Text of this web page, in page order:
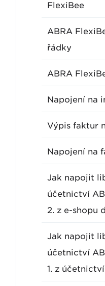
FlexiBee
ABRA
řádky
ABRA
Napojení na
Výpis faktur
Napojení na
Jak napojit
účetnictví
2. z e-shopu
Jak napojit
účetnictví
1. z